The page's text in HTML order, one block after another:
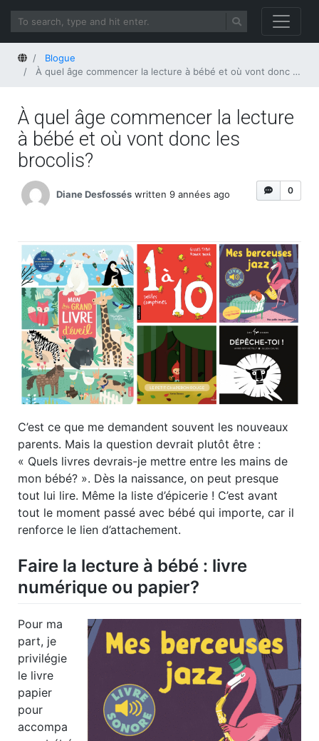
HomeBlogue
À quel âge commencer la lecture à bébé et où vont donc les brocolis?
À quel âge commencer la lecture
à bébé et où vont donc les
brocolis?
0
Diane Desfossés written 9 années ago
C’est ce que me demandent souvent les nouveaux
parents. Mais la question devrait plutôt être :
« Quels livres devrais-je mettre entre les mains de
mon bébé? ». Dès la naissance, on peut presque
tout lui lire. Même la liste d’épicerie ! C’est avant
tout le moment passé avec bébé qui importe, car il
renforce le lien d’attachement.
Faire la lecture à bébé : livre
numérique ou papier?
Pour ma
part, je
privilégie
le livre
papier
pour
accompa